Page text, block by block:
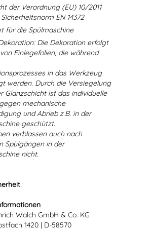
der Verordnung (EU) 10/2011
EN 14372
für die Spülmaschine
Die Dekoration erfolgt
Einlegefolien, die während
in das Werkzeug
werden. Durch die Versiegelung
Glanzschicht ist das individuelle
mechanische
und Abrieb z.B. in der
geschützt.
verblassen auch nach
Spülgängen in der
nicht.
Walch GmbH & Co. KG
1420 | D-58570